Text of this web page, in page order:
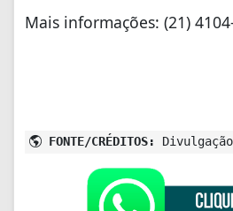
Mais informações: (21)
FONTE/CRÉDITOS: